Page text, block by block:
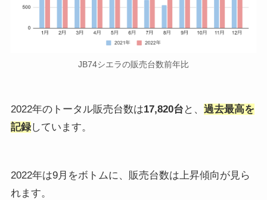
JB74シエラの販売台数前年比
2022年のトータル販売台数は17,820台 と、 過去最高を
記録しています。
2022年は9月をボトムに、販売台数は上昇傾向が見ら
れます。